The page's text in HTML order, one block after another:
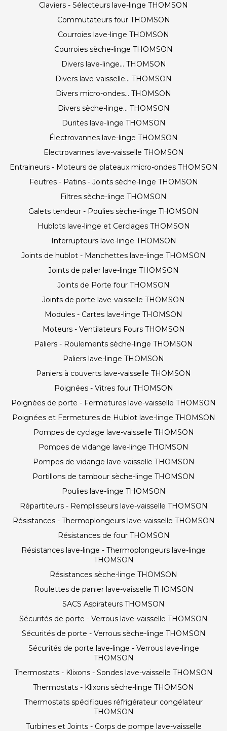
Claviers - Sélecteurs lave-linge THOMSON
Commutateurs four THOMSON
Courroies lave-linge THOMSON
Courroies sèche-linge THOMSON
Divers lave-linge... THOMSON
Divers lave-vaisselle... THOMSON
Divers micro-ondes... THOMSON
Divers sèche-linge... THOMSON
Durites lave-linge THOMSON
Électrovannes lave-linge THOMSON
Electrovannes lave-vaisselle THOMSON
Entraineurs - Moteurs de plateaux micro-ondes THOMSON
Feutres - Patins - Joints sèche-linge THOMSON
Filtres sèche-linge THOMSON
Galets tendeur - Poulies sèche-linge THOMSON
Hublots lave-linge et Cerclages THOMSON
Interrupteurs lave-linge THOMSON
Joints de hublot - Manchettes lave-linge THOMSON
Joints de palier lave-linge THOMSON
Joints de Porte four THOMSON
Joints de porte lave-vaisselle THOMSON
Modules - Cartes lave-linge THOMSON
Moteurs - Ventilateurs Fours THOMSON
Paliers - Roulements sèche-linge THOMSON
Paliers lave-linge THOMSON
Paniers à couverts lave-vaisselle THOMSON
Poignées - Vitres four THOMSON
Poignées de porte - Fermetures lave-vaisselle THOMSON
Poignées et Fermetures de Hublot lave-linge THOMSON
Pompes de cyclage lave-vaisselle THOMSON
Pompes de vidange lave-linge THOMSON
Pompes de vidange lave-vaisselle THOMSON
Portillons de tambour sèche-linge THOMSON
Poulies lave-linge THOMSON
Répartiteurs - Remplisseurs lave-vaisselle THOMSON
Résistances - Thermoplongeurs lave-vaisselle THOMSON
Résistances de four THOMSON
Résistances lave-linge - Thermoplongeurs lave-linge
THOMSON
Résistances sèche-linge THOMSON
Roulettes de panier lave-vaisselle THOMSON
SACS Aspirateurs THOMSON
Sécurités de porte - Verrous lave-vaisselle THOMSON
Sécurités de porte - Verrous sèche-linge THOMSON
Sécurités de porte lave-linge - Verrous lave-linge
THOMSON
Thermostats - Klixons - Sondes lave-vaisselle THOMSON
Thermostats - Klixons sèche-linge THOMSON
Thermostats spécifiques réfrigérateur congélateur
THOMSON
Turbines et Joints - Corps de pompe lave-vaisselle